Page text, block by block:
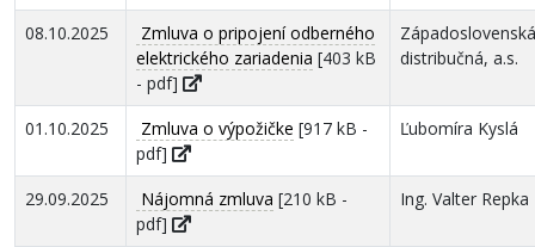
08.10.2025
Zmluva o pripojení odberného
elektrického zariadenia [403 kB
- pdf]
Západoslovenská
distribučná, a.s.
01.10.2025 Zmluva o výpožičke [917 kB -
pdf]
Ľubomíra Kyslá
29.09.2025 Nájomná zmluva [210 kB -
pdf]
Ing. Valter Repka